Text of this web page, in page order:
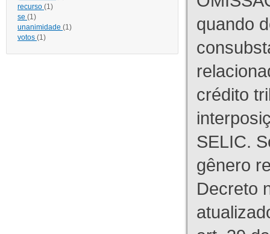
recurso (1)
se (1)
unanimidade (1)
votos (1)
quando
crédito
SELIC.
gênero
Decreto